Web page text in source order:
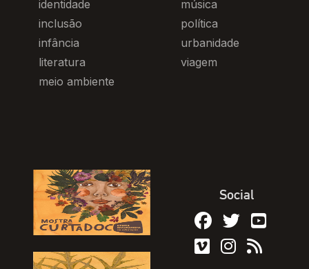
identidade
inclusão
infância
literatura
meio ambiente
música
política
urbanidade
viagem
Social